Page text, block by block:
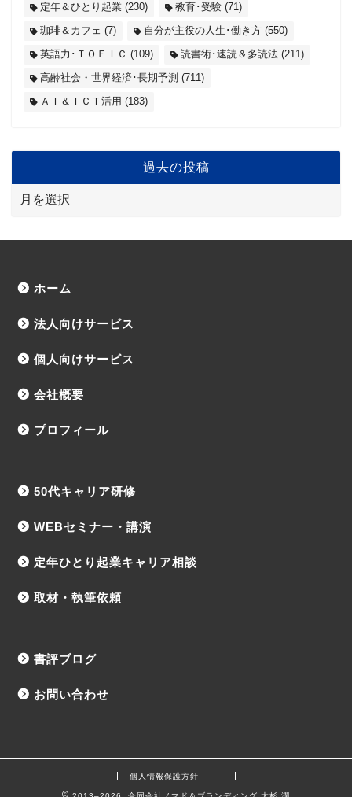
定年＆ひとり起業 (230) 教育･受験 (71)
珈琲＆カフェ (7) 自分が主役の人生･働き方 (550)
英語力･ＴＯＥＩＣ (109) 読書術･速読＆多読法 (211)
高齢社会・世界経済･長期予測 (711)
ＡＩ＆ＩＣＴ活用 (183)
過去の投稿
ホーム
法人向けサービス
個人向けサービス
会社概要
プロフィール
50代キャリア研修
WEBセミナー・講演
定年ひとり起業キャリア相談
取材・執筆依頼
書評ブログ
お問い合わせ
個人情報保護方針